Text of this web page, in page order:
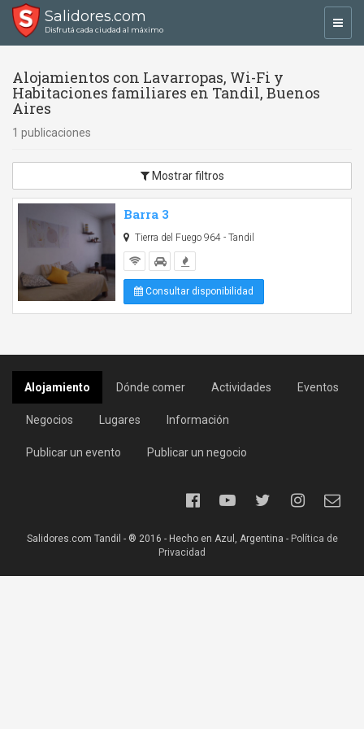
Salidores.com
Disfrutá cada ciudad al máximo
Alojamientos con Lavarropas, Wi-Fi y
Habitaciones familiares en Tandil, Buenos
Aires
1 publicaciones
Mostrar filtros
Barra 3
Tierra del Fuego 964 - Tandil
Consultar disponibilidad
Alojamiento Dónde comer Actividades Eventos
Negocios Lugares Información
Publicar un evento Publicar un negocio
Salidores.com Tandil - ® 2016 - Hecho en Azul, Argentina - Política de
Privacidad